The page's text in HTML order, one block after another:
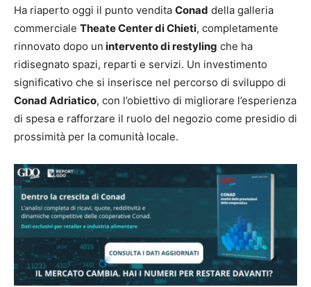
Ha riaperto oggi il punto vendita Conad della galleria
commerciale Theate Center di Chieti, completamente
rinnovato dopo un intervento di restyling che ha
ridisegnato spazi, reparti e servizi. Un investimento
significativo che si inserisce nel percorso di sviluppo di
Conad Adriatico, con l’obiettivo di migliorare l’esperienza
di spesa e rafforzare il ruolo del negozio come presidio di
prossimità per la comunità locale.